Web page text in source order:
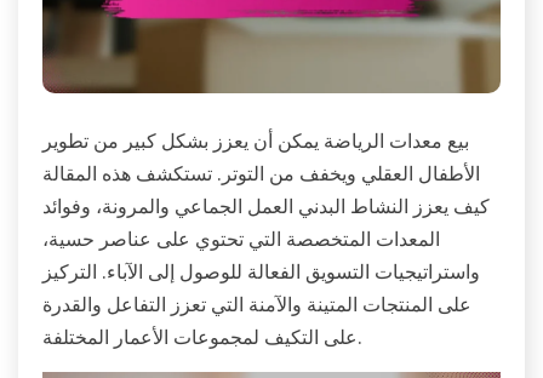
بيع معدات الرياضة يمكن أن يعزز بشكل كبير من تطوير
الأطفال العقلي ويخفف من التوتر. تستكشف هذه المقالة
كيف يعزز النشاط البدني العمل الجماعي والمرونة، وفوائد
المعدات المتخصصة التي تحتوي على عناصر حسية،
واستراتيجيات التسويق الفعالة للوصول إلى الآباء. التركيز
على المنتجات المتينة والآمنة التي تعزز التفاعل والقدرة
على التكيف لمجموعات الأعمار المختلفة.